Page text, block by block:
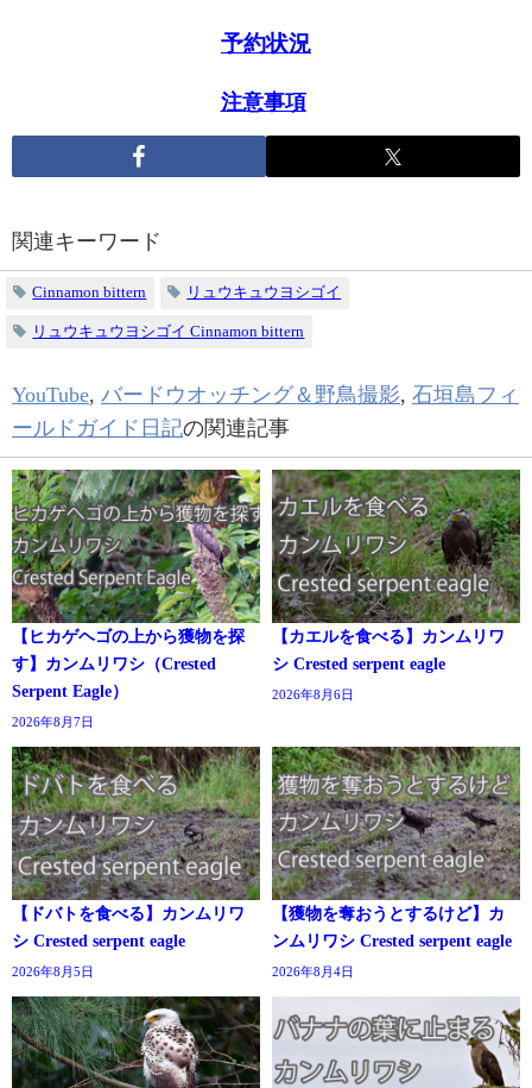
予約状況
注意事項
関連キーワード
Cinnamon bittern リュウキュウヨシゴイ
リュウキュウヨシゴイ Cinnamon bittern
YouTube, バードウオッチング＆野鳥撮影, 石垣島フィ
ールドガイド日記の関連記事
【ヒカゲヘゴの上から獲物を探
す】カンムリワシ（Crested
Serpent Eagle）
2026年8月7日
【カエルを食べる】カンムリワ
シ Crested serpent eagle
2026年8月6日
【ドバトを食べる】カンムリワ
シ Crested serpent eagle
2026年8月5日
【獲物を奪おうとするけど】カ
ンムリワシ Crested serpent eagle
2026年8月4日